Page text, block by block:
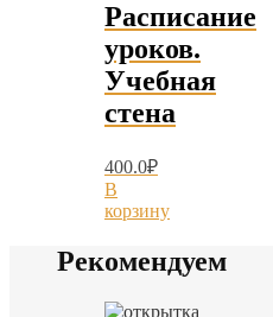
Расписание
уроков.
Учебная
стена
400.0₽
В
корзину
Рекомендуем